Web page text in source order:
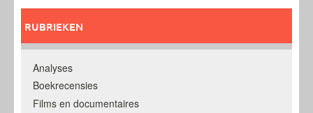
RUBRIEKEN
Analyses
Boekrecensies
Films en documentaires